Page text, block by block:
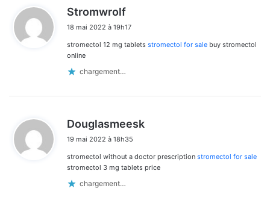
Stromwrolf
t
18 mai 2022 à 19h17
stromectol 12 mg tablets stromectol for sale buy stromectol
online
chargement…
Douglasmeesk
:
19 mai 2022 à 18h35
stromectol without a doctor prescription stromectol for sale
stromectol 3 mg tablets price
chargement…